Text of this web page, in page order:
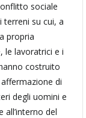
sociale
terreni su cui, a
propria
le lavoratrici e i
costruito
di
degli uomini e
all’interno del